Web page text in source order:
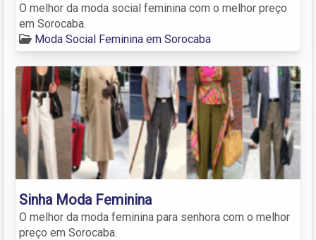
O melhor da moda social feminina com o melhor preço
em Sorocaba.
Moda Social Feminina em Sorocaba
Sinha Moda Feminina
O melhor da moda feminina para senhora com o melhor
preço em Sorocaba.